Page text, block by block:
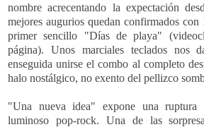
nombre acrecentando la expectación
mejores augurios quedan confirmados
primer sencillo "Días de playa"
página). Unos marciales teclados nos
enseguida unirse el combo al completo
halo nostálgico, no exento del pellizco
"Una nueva idea" expone una ruptura
luminoso pop-rock. Una de las